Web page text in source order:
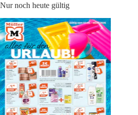
Nur noch heute gültig